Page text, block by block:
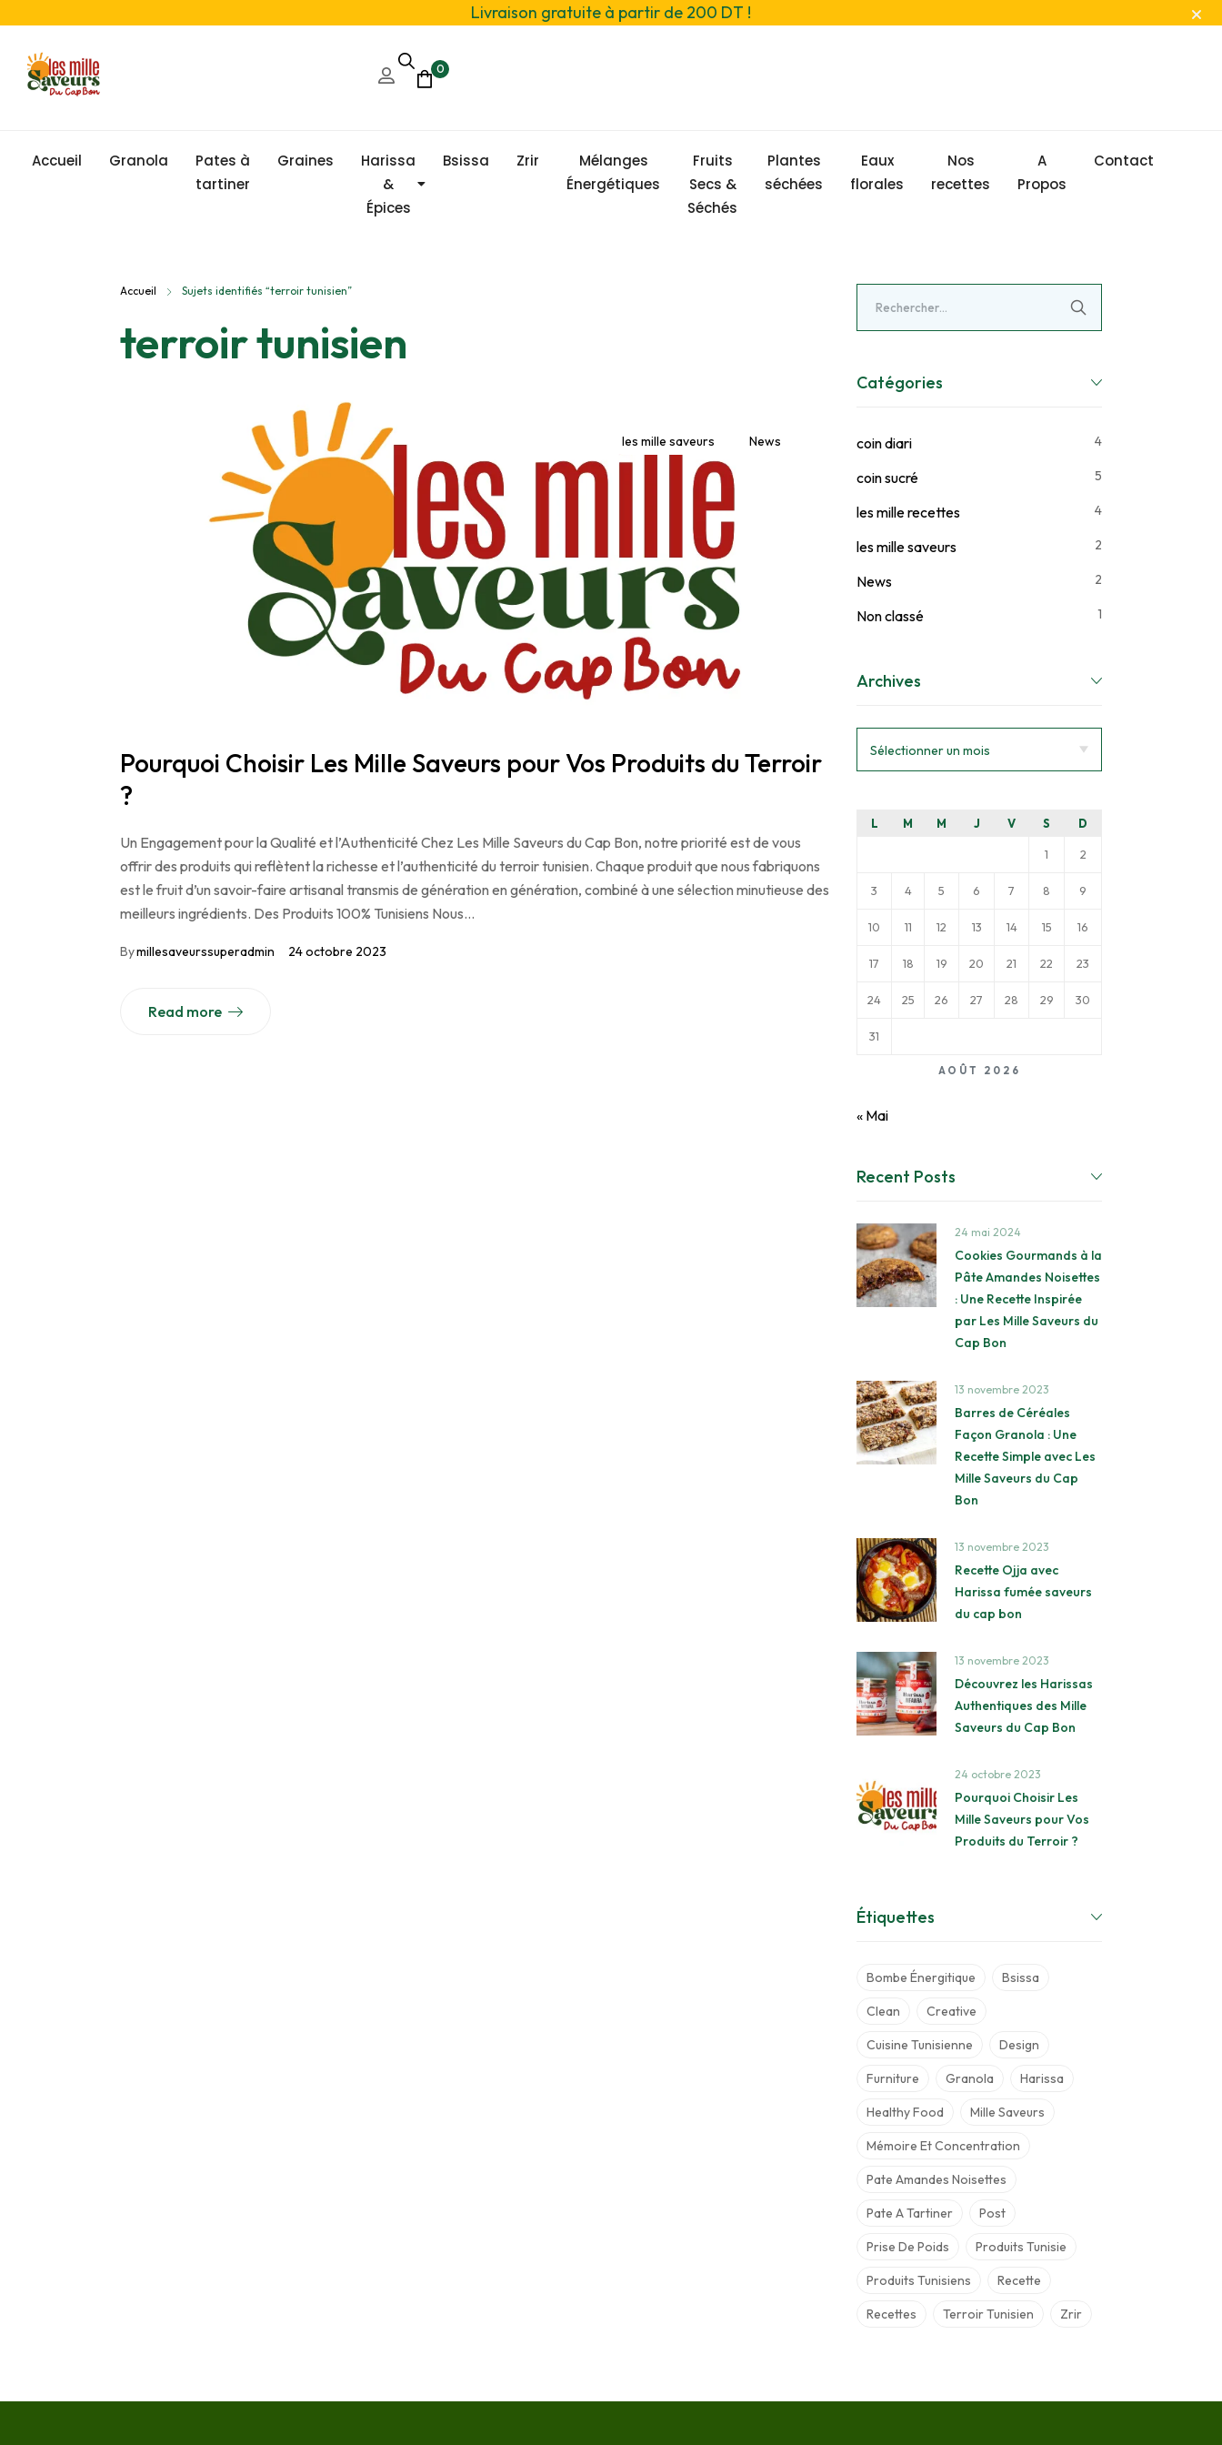
Livraison gratuite à partir de 200 DT !
0
Accueil Granola
Pates à
tartiner
Graines
Harissa
&
Épices
Bsissa Zrir
Mélanges
Énergétiques
Fruits
Secs &
Séchés
Plantes
séchées
Eaux
florales
Nos
recettes
A
Propos
Contact
Accueil Sujets identifiés “terroir tunisien”
terroir tunisien
les mille saveurs News
Pourquoi Choisir Les Mille Saveurs pour Vos Produits du Terroir
?
Un Engagement pour la Qualité et l’Authenticité Chez Les Mille Saveurs du Cap Bon, notre priorité est de vous
offrir des produits qui reflètent la richesse et l’authenticité du terroir tunisien. Chaque produit que nous fabriquons
est le fruit d’un savoir-faire artisanal transmis de génération en génération, combiné à une sélection minutieuse des
meilleurs ingrédients. Des Produits 100% Tunisiens Nous…
Bymillesaveurssuperadmin 24 octobre 2023
Read more
Catégories
coin diari 4
coin sucré 5
les mille recettes 4
les mille saveurs 2
News 2
Non classé 1
Archives
AOÛT 2026
L M M J V S D
1 2
3 4 5 6 7 8 9
10 11 12 13 14 15 16
17 18 19 20 21 22 23
24 25 26 27 28 29 30
31
« Mai
Recent Posts
24 mai 2024
Cookies Gourmands à la
Pâte Amandes Noisettes
: Une Recette Inspirée
par Les Mille Saveurs du
Cap Bon
13 novembre 2023
Barres de Céréales
Façon Granola : Une
Recette Simple avec Les
Mille Saveurs du Cap
Bon
13 novembre 2023
Recette Ojja avec
Harissa fumée saveurs
du cap bon
13 novembre 2023
Découvrez les Harissas
Authentiques des Mille
Saveurs du Cap Bon
24 octobre 2023
Pourquoi Choisir Les
Mille Saveurs pour Vos
Produits du Terroir ?
Étiquettes
Bombe Énergitique Bsissa
Clean Creative
Cuisine Tunisienne Design
Furniture Granola Harissa
Healthy Food Mille Saveurs
Mémoire Et Concentration
Pate Amandes Noisettes
Pate A Tartiner Post
Prise De Poids Produits Tunisie
Produits Tunisiens Recette
Recettes Terroir Tunisien Zrir